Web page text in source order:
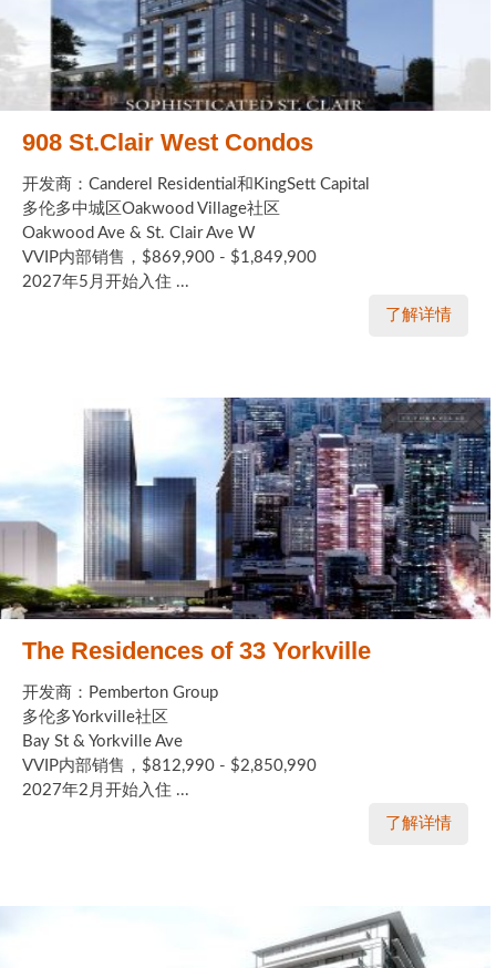
908 St.Clair West Condos
开发商：Canderel Residential和KingSett Capital
多伦多中城区Oakwood Village社区
Oakwood Ave & St. Clair Ave W
VVIP内部销售，$869,900 - $1,849,900
2027年5月开始入住 ...
了解详情
The Residences of 33 Yorkville
开发商：Pemberton Group
多伦多Yorkville社区
Bay St & Yorkville Ave
VVIP内部销售，$812,990 - $2,850,990
2027年2月开始入住 ...
了解详情